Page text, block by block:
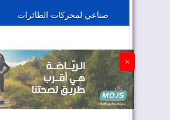
الجزائر تستسلم لفرنسا
صناعي لمحركات الطائرات
×